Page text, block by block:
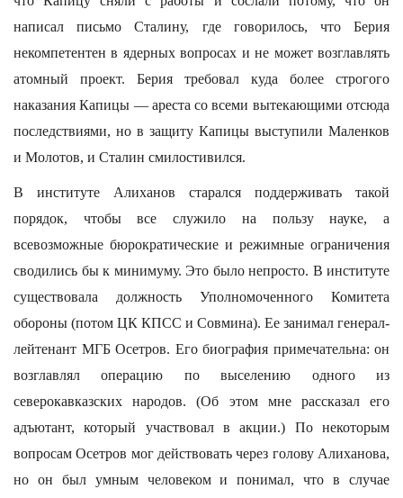
написал письмо Сталину, где говорилось, что Берия
некомпетентен в ядерных вопросах и не может возглавлять
атомный проект. Берия требовал куда более строгого
наказания Капицы — ареста со всеми вытекающими отсюда
последствиями, но в защиту Капицы выступили Маленков
и Молотов, и Сталин смилостивился.
В институте Алиханов старался поддерживать такой
порядок, чтобы все служило на пользу науке, а
всевозможные бюрократические и режимные ограничения
сводились бы к минимуму. Это было непросто. В институте
существовала должность Уполномоченного Комитета
обороны (потом ЦК КПСС и Совмина). Ее занимал генерал-
лейтенант МГБ Осетров. Его биография примечательна: он
возглавлял операцию по выселению одного из
северокавказских народов. (Об этом мне рассказал его
адъютант, который участвовал в акции.) По некоторым
вопросам Осетров мог действовать через голову Алиханова,
но он был умным человеком и понимал, что в случае